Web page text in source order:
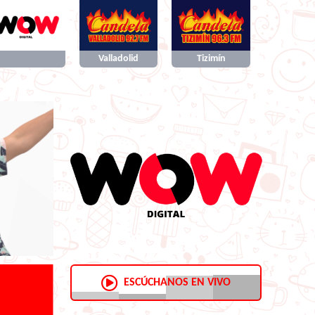
Valladolid Tizimín
ESCÚCHANOS EN VIVO